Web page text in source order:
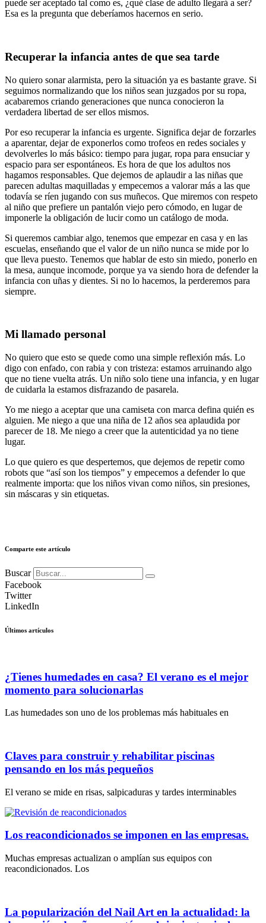
puede ser aceptado tal como es, ¿qué clase de adulto llegará a ser?
Esa es la pregunta que deberíamos hacernos en serio.
Recuperar la infancia antes de que sea tarde
No quiero sonar alarmista, pero la situación ya es bastante grave. Si
seguimos normalizando que los niños sean juzgados por su ropa,
acabaremos criando generaciones que nunca conocieron la
verdadera libertad de ser ellos mismos.
Por eso recuperar la infancia es urgente. Significa dejar de forzarles
a aparentar, dejar de exponerlos como trofeos en redes sociales y
devolverles lo más básico: tiempo para jugar, ropa para ensuciar y
espacio para ser espontáneos. Es hora de que los adultos nos
hagamos responsables. Que dejemos de aplaudir a las niñas que
parecen adultas maquilladas y empecemos a valorar más a las que
todavía se ríen jugando con sus muñecos. Que miremos con respeto
al niño que prefiere un pantalón viejo pero cómodo, en lugar de
imponerle la obligación de lucir como un catálogo de moda.
Si queremos cambiar algo, tenemos que empezar en casa y en las
escuelas, enseñando que el valor de un niño nunca se mide por lo
que lleva puesto. Tenemos que hablar de esto sin miedo, ponerlo en
la mesa, aunque incomode, porque ya va siendo hora de defender la
infancia con uñas y dientes. Si no lo hacemos, la perderemos para
siempre.
Mi llamado personal
No quiero que esto se quede como una simple reflexión más. Lo
digo con enfado, con rabia y con tristeza: estamos arruinando algo
que no tiene vuelta atrás. Un niño solo tiene una infancia, y en lugar
de cuidarla la estamos disfrazando de pasarela.
Yo me niego a aceptar que una camiseta con marca defina quién es
alguien. Me niego a que una niña de 12 años sea aplaudida por
parecer de 18. Me niego a creer que la autenticidad ya no tiene
lugar.
Lo que quiero es que despertemos, que dejemos de repetir como
robots que “así son los tiempos” y empecemos a defender lo que
realmente importa: que los niños vivan como niños, sin presiones,
sin máscaras y sin etiquetas.
Comparte este artículo
Buscar
Facebook
Twitter
LinkedIn
Últimos artículos
¿Tienes humedades en casa? El verano es el mejor
momento para solucionarlas
Las humedades son uno de los problemas más habituales en
Claves para construir y rehabilitar piscinas
pensando en los más pequeños
El verano se mide en risas, salpicaduras y tardes interminables
Los reacondicionados se imponen en las empresas.
Muchas empresas actualizan o amplían sus equipos con
reacondicionados. Los
La popularización del Nail Art en la actualidad: la